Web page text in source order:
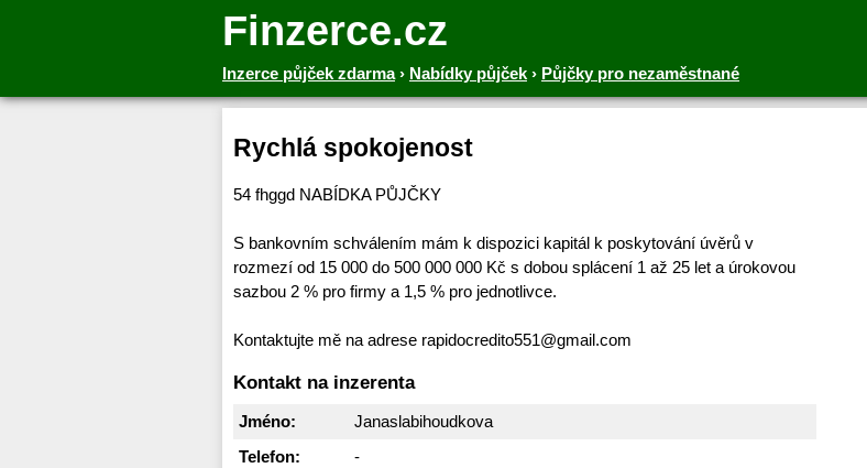
Finzerce.cz
Inzerce půjček zdarma› Nabídky půjček › Půjčky pro nezaměstnané
Rychlá spokojenost
54 fhggd NABÍDKA PŮJČKY
S bankovním schválením mám k dispozici kapitál k poskytování úvěrů v
rozmezí od 15 000 do 500 000 000 Kč s dobou splácení 1 až 25 let a úrokovou
sazbou 2 % pro firmy a 1,5 % pro jednotlivce.
Kontaktujte mě na adrese rapidocredito551@gmail.com
Kontakt na inzerenta
Jméno:
Janaslabihoudkova
Telefon:
-